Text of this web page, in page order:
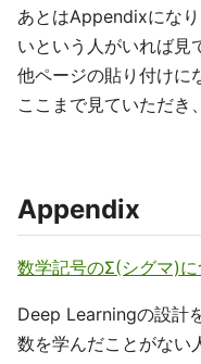
あとはAppendixにな
いという人がいれば見
他ページの貼り付けに
ここまで見ていただき
Appendix
数学記号のΣ(シグマ)に
Deep Learningの設計
数を学んだことがない